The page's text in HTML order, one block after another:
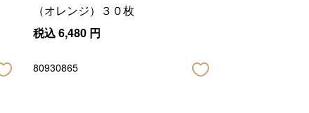
（オレンジ）３０枚
税込6,480 円
80930865